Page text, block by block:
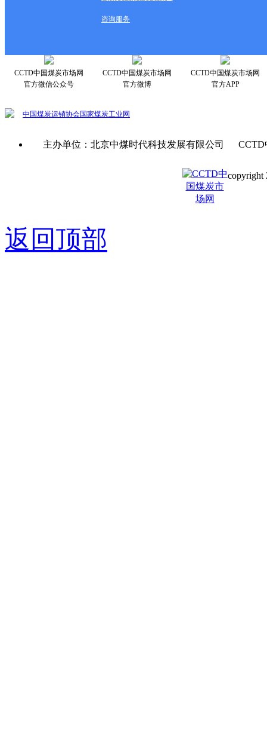
咨询服务
CCTD中国煤炭市场网
官方微信公众号
CCTD中国煤炭市场网
官方微博
CCTD中国煤炭市场网
官方APP
中国煤炭运销协会国家煤炭工业网
主办单位：北京中煤时代科技发展有限公司
copyright
返回顶部